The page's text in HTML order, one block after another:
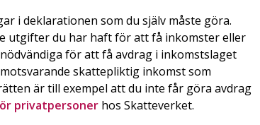
i deklarationen som du själv måste göra.
utgifter du har haft för att få inkomster eller
för att få avdrag i inkomstslaget
skattepliktig inkomst som
är till exempel att du inte får göra avdrag
privatpersoner hos Skatteverket.